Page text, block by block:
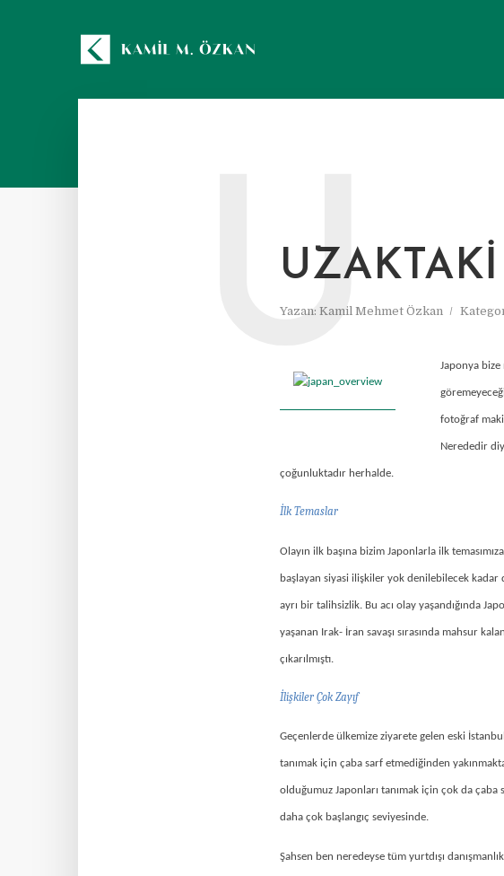
Yazan: Kamil Mehmet Özkan
U Japonya
fotoğraf
Nerededir
çoğunluktadır herhalde.
İlk Temaslar
Olayın ilk başına bizim Japonlarla ilk
başlayan siyasi ilişkiler yok denilebilecek kadar
ayrı bir talihsizlik. Bu acı olay yaşandığında
yaşanan Irak- İran savaşı sırasında mahsur
çıkarılmıştı.
İlişkiler Çok Zayıf
Geçenlerde ülkemize ziyarete gelen eski
tanımak için çaba sarf etmediğinden
olduğumuz Japonları tanımak için çok da
daha çok başlangıç seviyesinde.
Şahsen ben neredeyse tüm yurtdışı